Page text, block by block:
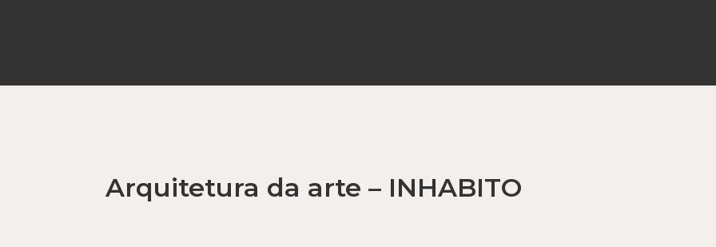
Arquitetura da arte – INHABITO